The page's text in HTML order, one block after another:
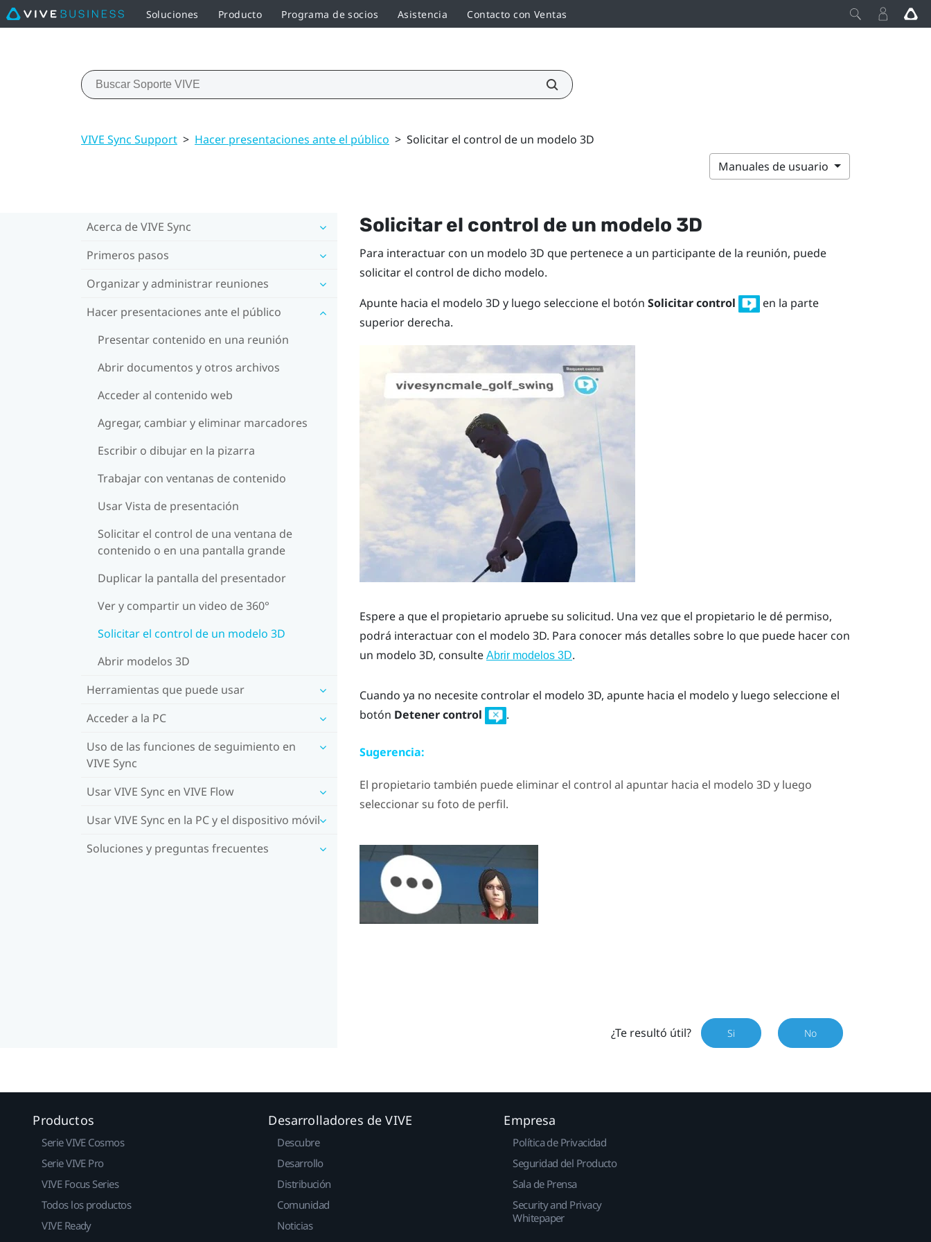
Soluciones Producto Programa de socios Asistencia Contacto con Ventas
VIVE Sync Support > Hacer presentaciones ante el público > Solicitar el control de un modelo 3D
Manuales de usuario
Acerca de VIVE Sync
Primeros pasos
Organizar y administrar reuniones
Hacer presentaciones ante el público
Presentar contenido en una reunión
Abrir documentos y otros archivos
Acceder al contenido web
Agregar, cambiar y eliminar marcadores
Escribir o dibujar en la pizarra
Trabajar con ventanas de contenido
Usar Vista de presentación
Solicitar el control de una ventana de
contenido o en una pantalla grande
Duplicar la pantalla del presentador
Ver y compartir un video de 360°
Solicitar el control de un modelo 3D
Abrir modelos 3D
Herramientas que puede usar
Acceder a la PC
Uso de las funciones de seguimiento en
VIVE Sync
Usar VIVE Sync en VIVE Flow
Usar VIVE Sync en la PC y el dispositivo móvil
Soluciones y preguntas frecuentes
Solicitar el control de un modelo 3D
Para interactuar con un modelo 3D que pertenece a un participante de la reunión, puede
solicitar el control de dicho modelo.
Apunte hacia el modelo 3D y luego seleccione el botón Solicitar control
en la parte
superior derecha.
Espere a que el propietario apruebe su solicitud. Una vez que el propietario le dé permiso,
podrá interactuar con el modelo 3D. Para conocer más detalles sobre lo que puede hacer con
un modelo 3D, consulte Abrir modelos 3D.
Cuando ya no necesite controlar el modelo 3D, apunte hacia el modelo y luego seleccione el
botón Detener control .
Sugerencia:
El propietario también puede eliminar el control al apuntar hacia el modelo 3D y luego
seleccionar su foto de perfil.
¿Te resultó útil? Si No
Productos
Serie VIVE Cosmos
Serie VIVE Pro
VIVE Focus Series
Todos los productos
VIVE Ready
Desarrolladores de VIVE
Descubre
Desarrollo
Distribución
Comunidad
Noticias
Empresa
Política de Privacidad
Seguridad del Producto
Sala de Prensa
Security and Privacy
Whitepaper